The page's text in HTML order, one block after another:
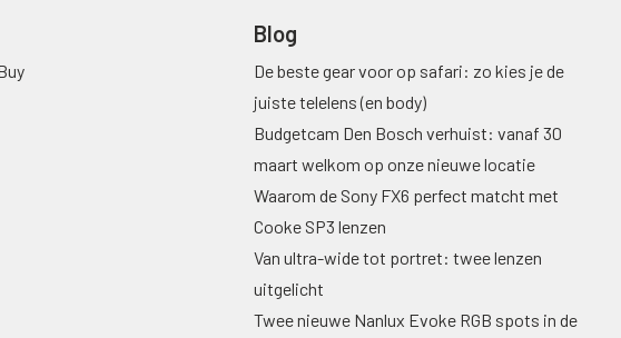
Blog
De beste gear voor op safari: zo kies je de
juiste telelens (en body)
Budgetcam Den Bosch verhuist: vanaf 30
maart welkom op onze nieuwe locatie
Waarom de Sony FX6 perfect matcht met
Cooke SP3 lenzen
Van ultra-wide tot portret: twee lenzen
uitgelicht
Twee nieuwe Nanlux Evoke RGB spots in de